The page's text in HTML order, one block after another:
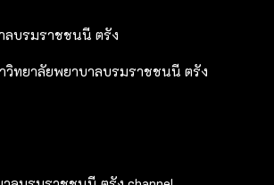
ลบรมราชชนนี ตรัง
วิทยาลัยพยาบาลบรมราชชนนี ตรัง